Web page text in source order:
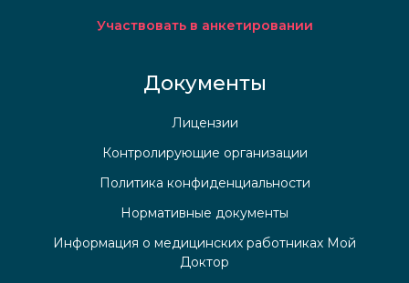
Участвовать в анкетировании
Документы
Лицензии
Контролирующие организации
Политика конфиденциальности
Нормативные документы
Информация о медицинских работниках Мой
Доктор